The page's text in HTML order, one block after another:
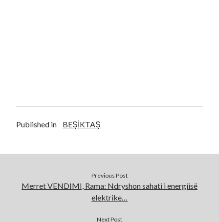
Published in BEŞİKTAŞ
Previous Post
Merret VENDIMI, Rama: Ndryshon sahati i energjisë
elektrike…
Next Post